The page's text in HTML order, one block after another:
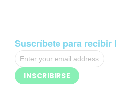
Suscríbete para recibir
INSCRIBIRSE